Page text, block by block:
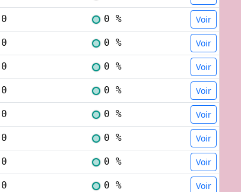
0 0 % Voir
0 0 % Voir
0 0 % Voir
0 0 % Voir
0 0 % Voir
0 0 % Voir
0 0 % Voir
0 0 % Voir